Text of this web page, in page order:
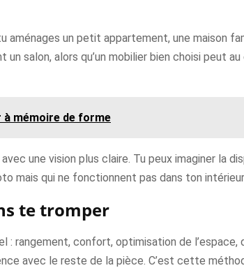
un petit appartement, une maison
salon, alors qu’un mobilier bien choisi peut
à mémoire de forme
une vision plus claire. Tu peux imaginer la
mais qui ne fonctionnent pas dans ton
te tromper
rangement, confort, optimisation de
avec le reste de la pièce. C’est cette